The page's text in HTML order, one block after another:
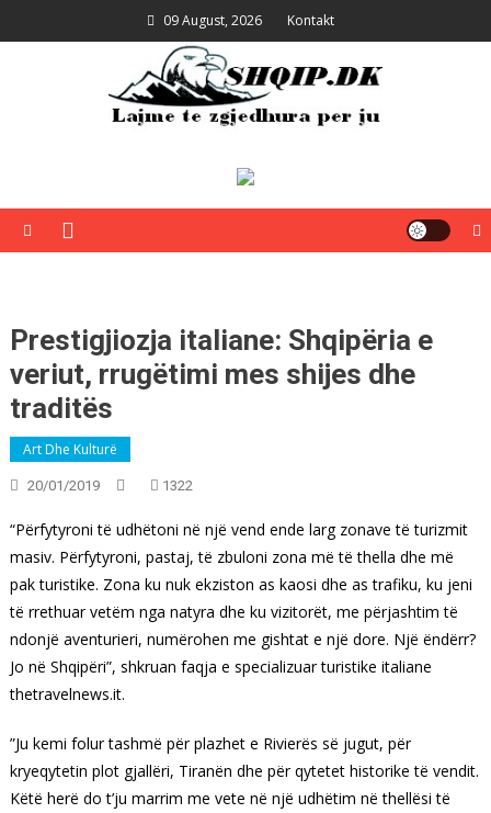
to
09 August, 2026 Kontakt
Prestigjiozja italiane: Shqipëria e
veriut, rrugëtimi mes shijes dhe
traditës
Art Dhe Kulturë
20/01/2019 1322
“Përfytyroni të udhëtoni në një vend ende larg zonave të turizmit
masiv. Përfytyroni, pastaj, të zbuloni zona më të thella dhe më
pak turistike. Zona ku nuk ekziston as kaosi dhe as trafiku, ku jeni
të rrethuar vetëm nga natyra dhe ku vizitorët, me përjashtim të
ndonjë aventurieri, numërohen me gishtat e një dore. Një ëndërr?
Jo në Shqipëri”, shkruan faqja e specializuar turistike italiane
thetravelnews.it.
”Ju kemi folur tashmë për plazhet e Rivierës së jugut, për
kryeqytetin plot gjallëri, Tiranën dhe për qytetet historike të vendit.
Këtë herë do t’ju marrim me vete në një udhëtim në thellësi të